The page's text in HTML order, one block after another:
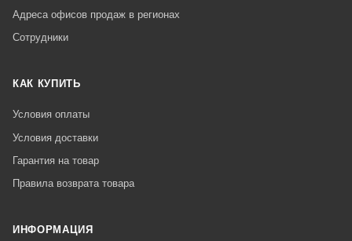
Адреса офисов продаж в регионах
Сотрудники
КАК КУПИТЬ
Условия оплаты
Условия доставки
Гарантия на товар
Правила возврата товара
ИНФОРМАЦИЯ